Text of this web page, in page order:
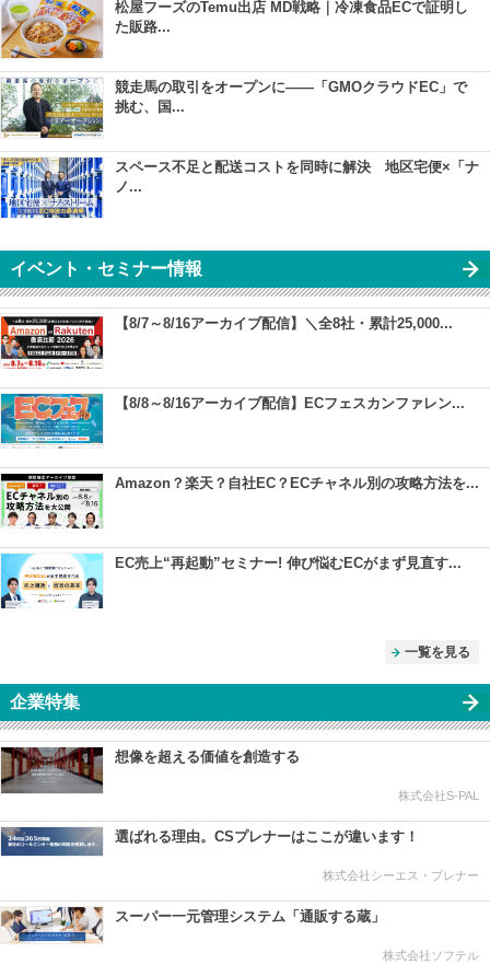
松屋フーズのTemu出店 MD戦略｜冷凍食品ECで証明し
た販路...
競走馬の取引をオープンに――「GMOクラウドEC」で
挑む、国...
スペース不足と配送コストを同時に解決 地区宅便×「ナ
ノ...
イベント・セミナー情報
【8/7～8/16アーカイブ配信】＼全8社・累計25,000...
【8/8～8/16アーカイブ配信】ECフェスカンファレン...
Amazon？楽天？自社EC？ECチャネル別の攻略方法を...
EC売上“再起動”セミナー! 伸び悩むECがまず見直す...
一覧を見る
企業特集
想像を超える価値を創造する
株式会社S-PAL
選ばれる理由。CSプレナーはここが違います！
株式会社シーエス・プレナー
スーパー一元管理システム「通販する蔵」
株式会社ソフテル